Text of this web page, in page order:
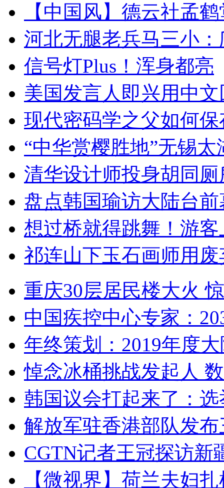
【中国风】德云社孟
河北无腿老兵马三小
信号灯Plus！浑身都亮
美国发言人即兴用中
现代密码学之父如何
“中华赏樱胜地”无锡
清华设计师投身胡同
盘点韩国瑜访大陆台
想过桥就得跳舞！游客
祁连山下玉石画师用
重庆30层居民楼大火
中国疾控中心专家：
年终策划：2019年度
悼念冰桶挑战发起人
韩国议会打起来了：
解放军驻香港部队发
CGTN记者王冠探访新
【微视界】荷兰夫妇